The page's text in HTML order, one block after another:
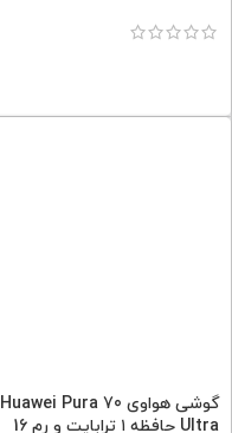
گوشی هواوی Huawei Pura 70
Ultra حافظه ۱ ترابایت و رم 16